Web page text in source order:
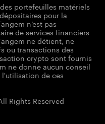
portefeuilles matériels
pour la
n’est pas
de services financiers
ne détient, ne
ou transactions des
crypto sont fournis
ne donne aucun conseil
de ces